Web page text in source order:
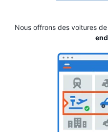
Nous offrons des voitures